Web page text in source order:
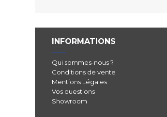
INFORMATIONS
Qui sommes-nous ?
Conditions de vente
Mentions Légales
Vos questions
Showroom